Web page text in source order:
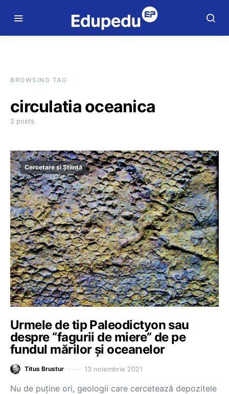
BROWSING TAG
circulatia oceanica
2 posts
Cercetare și Știință
Urmele de tip Paleodictyon sau
despre “fagurii de miere” de pe
fundul mărilor şi oceanelor
Titus Brustur 13 noiembrie 2021
Nu de puţine ori, geologii care cercetează depozitele